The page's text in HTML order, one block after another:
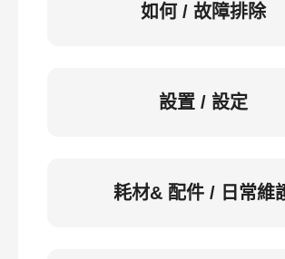
如何 / 故障排除
設置 / 設定
耗材& 配件 / 日常維